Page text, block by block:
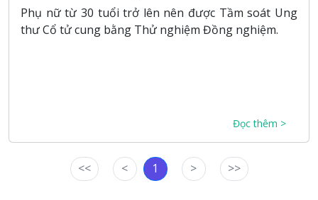
Phụ nữ từ 30 tuổi trở lên nên được Tầm soát Ung
thư Cổ tử cung bằng Thử nghiệm Đồng nghiệm.
Đọc thêm >
<< < 1 > >>